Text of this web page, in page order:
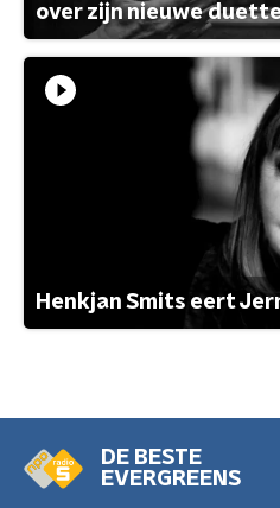
over zijn nieuwe
Henkjan Smits eert
DE BESTE
EVERGREENS